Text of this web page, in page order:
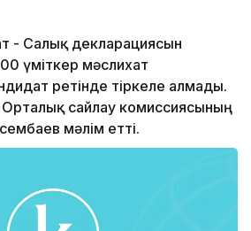
- Салық декларациясын
үміткер мәслихат
ретінде тіркеле алмады.
Орталық сайлау комиссиясының
мәлім етті.